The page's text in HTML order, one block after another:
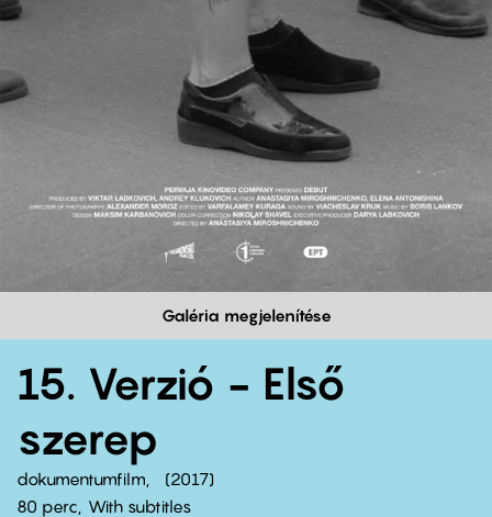
Galéria megjelenítése
15. Verzió - Első
szerep
dokumentumfilm
2017
80 perc,
With subtitles